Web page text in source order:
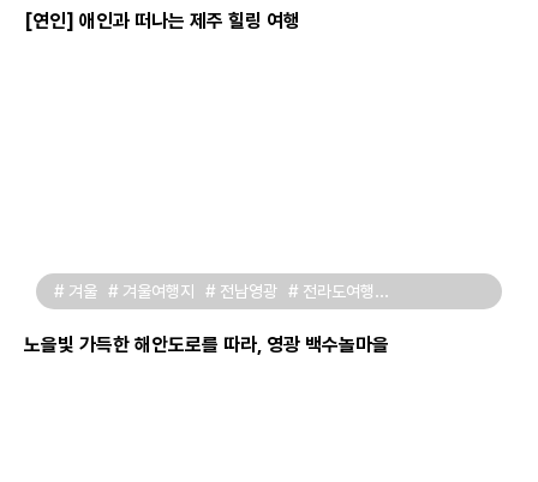
[연인] 애인과 떠나는 제주 힐링 여행
# 겨울 # 겨울여행지 # 전남영광 # 전라도여행
# 영광가볼만한곳 # 가족여행 # 2월여행지 # 백수놀마을
# 바다여행지 # 해안도로
노을빛 가득한 해안도로를 따라, 영광 백수놀마을